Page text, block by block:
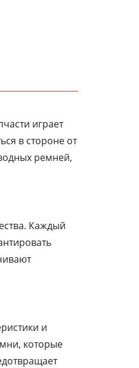
играет
в стороне от
ремней,
Каждый
и
которые